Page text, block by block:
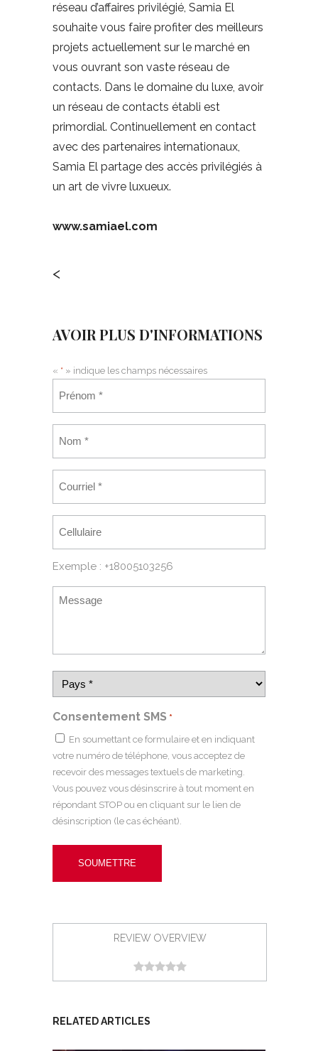
réseau d’affaires privilégié, Samia El
souhaite vous faire profiter des meilleurs
projets actuellement sur le marché en
vous ouvrant son vaste réseau de
contacts. Dans le domaine du luxe, avoir
un réseau de contacts établi est
primordial. Continuellement en contact
avec des partenaires internationaux,
Samia El partage des accès privilégiés à
un art de vivre luxueux.
www.samiael.com
<
AVOIR PLUS D'INFORMATIONS
« * » indique les champs nécessaires
Exemple : +18005103256
Consentement SMS *
En soumettant ce formulaire et en indiquant
votre numéro de téléphone, vous acceptez de
recevoir des messages textuels de marketing.
Vous pouvez vous désinscrire à tout moment en
répondant STOP ou en cliquant sur le lien de
désinscription (le cas échéant).
REVIEW OVERVIEW
RELATED ARTICLES